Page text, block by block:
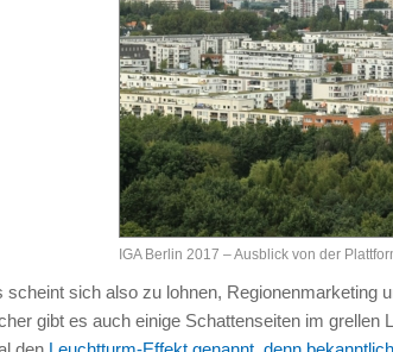
IGA Berlin 2017 – Ausblick von der
scheint sich also zu lohnen, Regionenmarketing
gibt es auch einige Schattenseiten im grellen